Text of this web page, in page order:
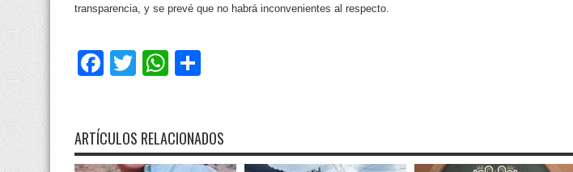
transparencia, y se prevé que no habrá inconvenientes al respecto.
Facebook
TwitterWhatsApp
ARTÍCULOS RELACIONADOS